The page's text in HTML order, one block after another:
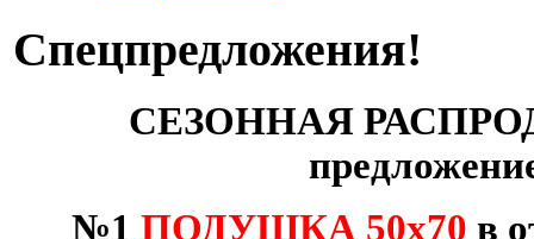
Спецпредложения!
СЕЗОННАЯ
№1 ПОДУШКА 50х70 в